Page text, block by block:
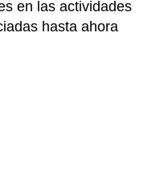
en las actividades
hasta ahora